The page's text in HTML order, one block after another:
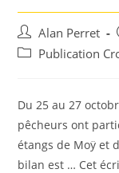
Auteur/autrice
de
Alan Perret
PostPublication
Du 25 au 27
pêcheurs ont
étangs de Moÿ et
bilan est … Cet